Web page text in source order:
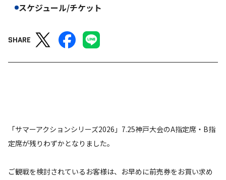
スケジュール/チケット
SHARE
「サマーアクションシリーズ2026」7.25神戸大会のA指定席・B指
定席が残りわずかとなりました。
ご観戦を検討されているお客様は、お早めに前売券をお買い求め